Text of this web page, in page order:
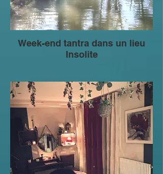
Week-end tantra dans un lieu
Insolite